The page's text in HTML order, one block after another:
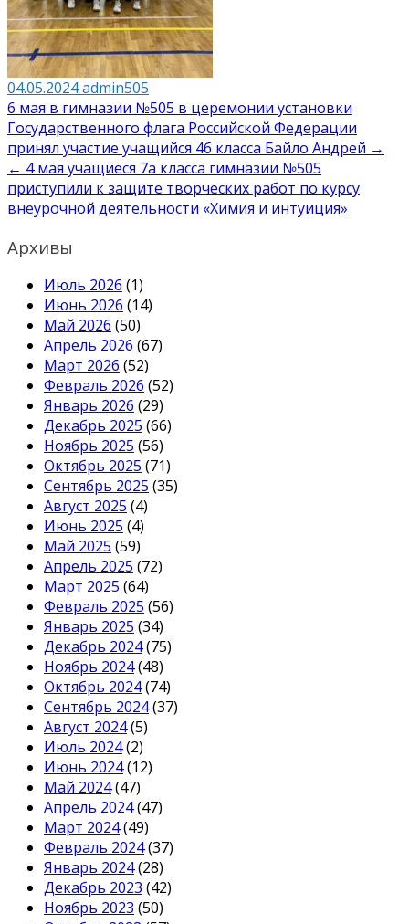
04.05.2024admin505
Навигация
по
записям
6 мая в гимназии №505 в церемонии установки
Государственного флага Российской Федерации
принял участие учащийся 4б класса Байло Андрей →
← 4 мая учащиеся 7а класса гимназии №505
приступили к защите творческих работ по курсу
внеурочной деятельности «Химия и интуиция»
Архивы
Июль 2026 (1)
Июнь 2026 (14)
Май 2026 (50)
Апрель 2026 (67)
Март 2026 (52)
Февраль 2026 (52)
Январь 2026 (29)
Декабрь 2025 (66)
Ноябрь 2025 (56)
Октябрь 2025 (71)
Сентябрь 2025 (35)
Август 2025 (4)
Июнь 2025 (4)
Май 2025 (59)
Апрель 2025 (72)
Март 2025 (64)
Февраль 2025 (56)
Январь 2025 (34)
Декабрь 2024(75)
Ноябрь 2024(48)
Октябрь 2024(74)
Сентябрь 2024(37)
Август 2024(5)
Июль 2024(2)
Июнь 2024(12)
Май 2024(47)
Апрель 2024(47)
Март 2024(49)
Февраль 2024(37)
Январь 2024(28)
Декабрь 2023 (42)
Ноябрь 2023 (50)